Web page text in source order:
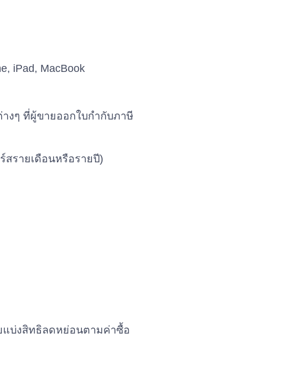
iPad, MacBook
งๆ ที่ผู้ขายออกใบกำกับภาษี
สรายเดือนหรือรายปี)
แบ่งสิทธิลดหย่อนตามค่าซื้อ